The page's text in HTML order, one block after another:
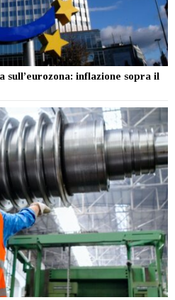
sull’eurozona: inflazione sopra il